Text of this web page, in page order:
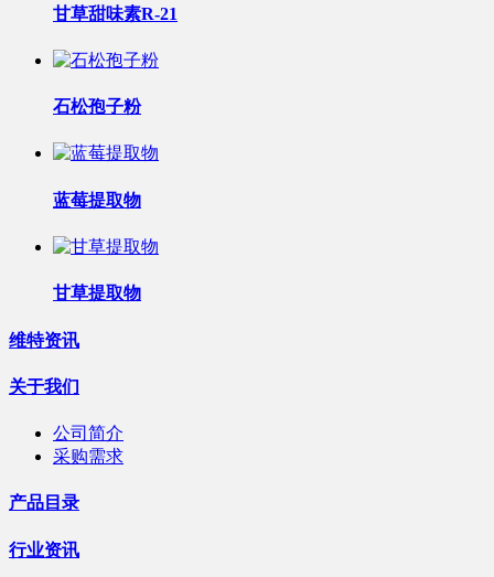
甘草甜味素R-21
石松孢子粉
蓝莓提取物
甘草提取物
维特资讯
关于我们
公司简介
采购需求
产品目录
行业资讯